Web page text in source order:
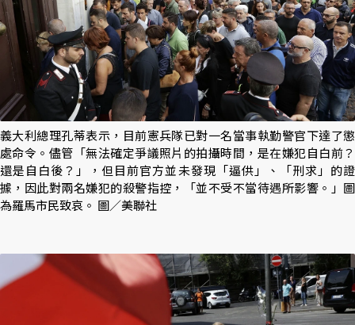
義大利總理孔蒂表示，目前憲兵隊已對一名當事執勤警官下達了懲
處命令。儘管「無法確定爭議照片的拍攝時間，是在嫌犯自白前？
還是自白後？」，但目前官方並未發現「逼供」、「刑求」的證
據，因此對兩名嫌犯的殺警指控，「並不受不當待遇所影響。」圖
為羅馬市民致哀。 圖／美聯社